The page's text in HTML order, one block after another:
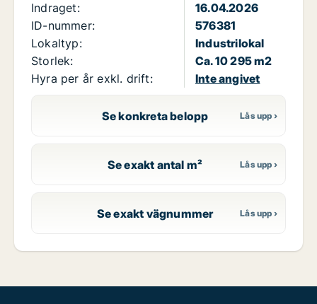
Indraget:
16.04.2026
ID-nummer:
576381
Lokaltyp:
Industrilokal
Storlek:
Ca. 10 295 m2
Hyra per år exkl. drift:
Inte angivet
Se konkreta belopp
Se exakt antal m²
Se exakt vägnummer